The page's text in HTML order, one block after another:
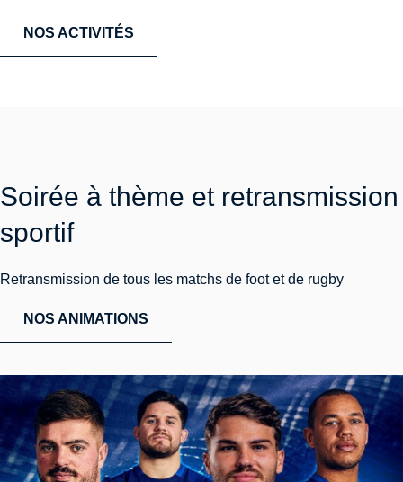
NOS ACTIVITÉS
Soirée à thème et retransmission
sportif
Retransmission de tous les matchs de foot et de rugby
NOS ANIMATIONS